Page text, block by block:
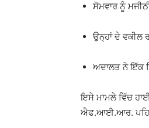
ਸੋਮਵਾਰ ਨੂੰ
ਉਨ੍ਹਾਂ ਦੇ ਵਕੀਲ
ਅਦਾਲਤ ਨੇ ਇੱਕ
ਇਸੇ ਮਾਮਲੇ ਵਿੱਚ
ਐਫ.ਆਈ.ਆਰ.